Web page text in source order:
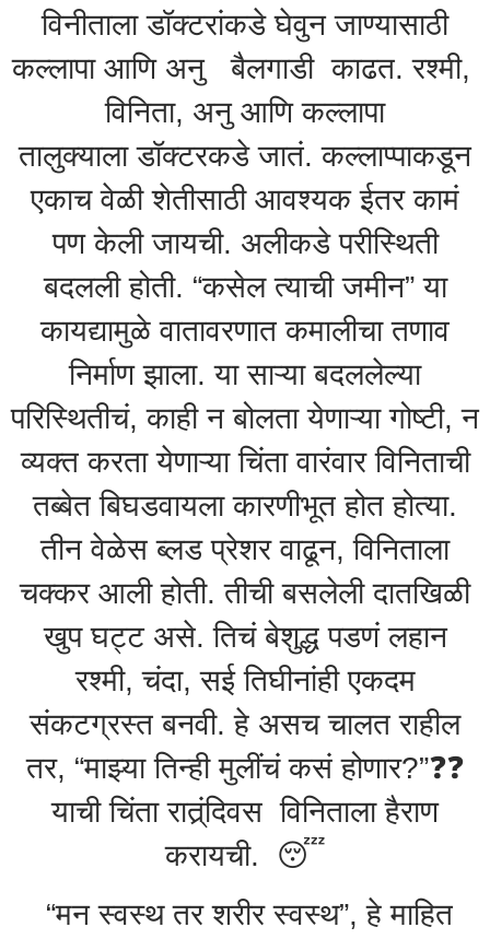
विनीताला डॉक्टरांकडे घेवुन जाण्यासाठी
कल्लापा आणि अनु बैलगाडी काढत. रश्मी,
विनिता, अनु आणि कल्लापा
तालुक्याला डॉक्टरकडे जातं. कल्लाप्पाकडून
एकाच वेळी शेतीसाठी आवश्यक ईतर कामं
पण केली जायची. अलीकडे परीस्थिती
बदलली होती. “कसेल त्याची जमीन” या
कायद्यामुळे वातावरणात कमालीचा तणाव
निर्माण झाला. या साऱ्या बदललेल्या
परिस्थितीचं, काही न बोलता येणाऱ्या गोष्टी, न
व्यक्त करता येणाऱ्या चिंता वारंवार विनिताची
तब्बेत बिघडवायला कारणीभूत होत होत्या.
तीन वेळेस ब्लड प्रेशर वाढून, विनिताला
चक्कर आली होती. तीची बसलेली दातखिळी
खुप घट्ट असे. तिचं बेशुद्ध पडणं लहान
रश्मी, चंदा, सई तिघीनांही एकदम
संकटग्रस्त बनवी. हे असच चालत राहील
तर, “माझ्या तिन्ही मुलींचं कसं होणार?”❓️❓️
याची चिंता रात्र्ंदिवस विनिताला हैराण
करायची. 😴
“मन स्वस्थ तर शरीर स्वस्थ”, हे माहित